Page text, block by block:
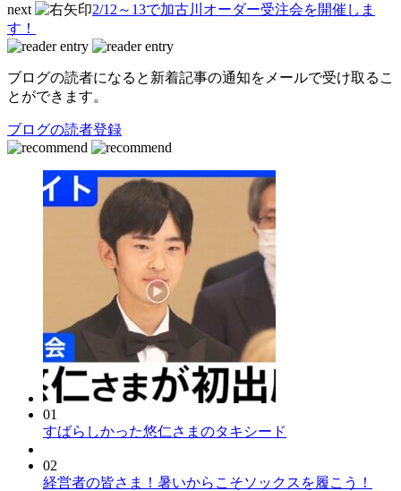
next
2/12～13で加古川オーダー受注会を開催しま
す！
ブログの読者になると新着記事の通知をメールで受け取るこ
とができます。
ブログの読者登録
01
すばらしかった悠仁さまのタキシード
02
経営者の皆さま！暑いからこそソックスを履こう！